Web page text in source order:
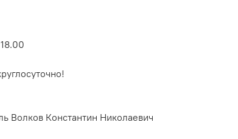
Волков Константин Николаевич